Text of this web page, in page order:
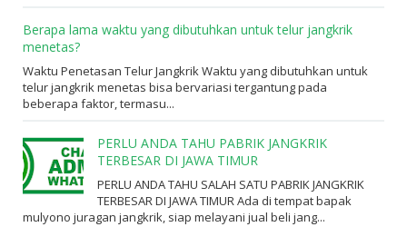
Berapa lama waktu yang dibutuhkan untuk telur jangkrik
menetas?
Waktu Penetasan Telur Jangkrik Waktu yang dibutuhkan untuk
telur jangkrik menetas bisa bervariasi tergantung pada
beberapa faktor, termasu...
PERLU ANDA TAHU PABRIK JANGKRIK
TERBESAR DI JAWA TIMUR
PERLU ANDA TAHU SALAH SATU PABRIK JANGKRIK
TERBESAR DI JAWA TIMUR Ada di tempat bapak
mulyono juragan jangkrik, siap melayani jual beli jang...